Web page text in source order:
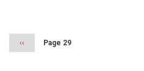
Previous
page
‹‹ Page 29